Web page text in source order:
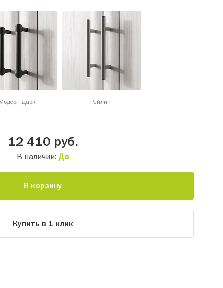
Модерн Дарк Рейлинг
12 410 руб.
В наличии: Да
В корзину
Купить в 1 клик